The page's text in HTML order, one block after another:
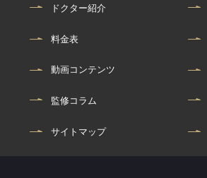
ドクター紹介
料金表
動画コンテンツ
監修コラム
サイトマップ